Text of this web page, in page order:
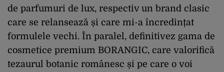
de parfumuri de lux, respectiv un brand clasic
care se relansează și care mi-a încredințat
formulele vechi. În paralel, definitivez gama de
cosmetice premium BORANGIC, care valorifică
tezaurul botanic românesc și pe care o voi